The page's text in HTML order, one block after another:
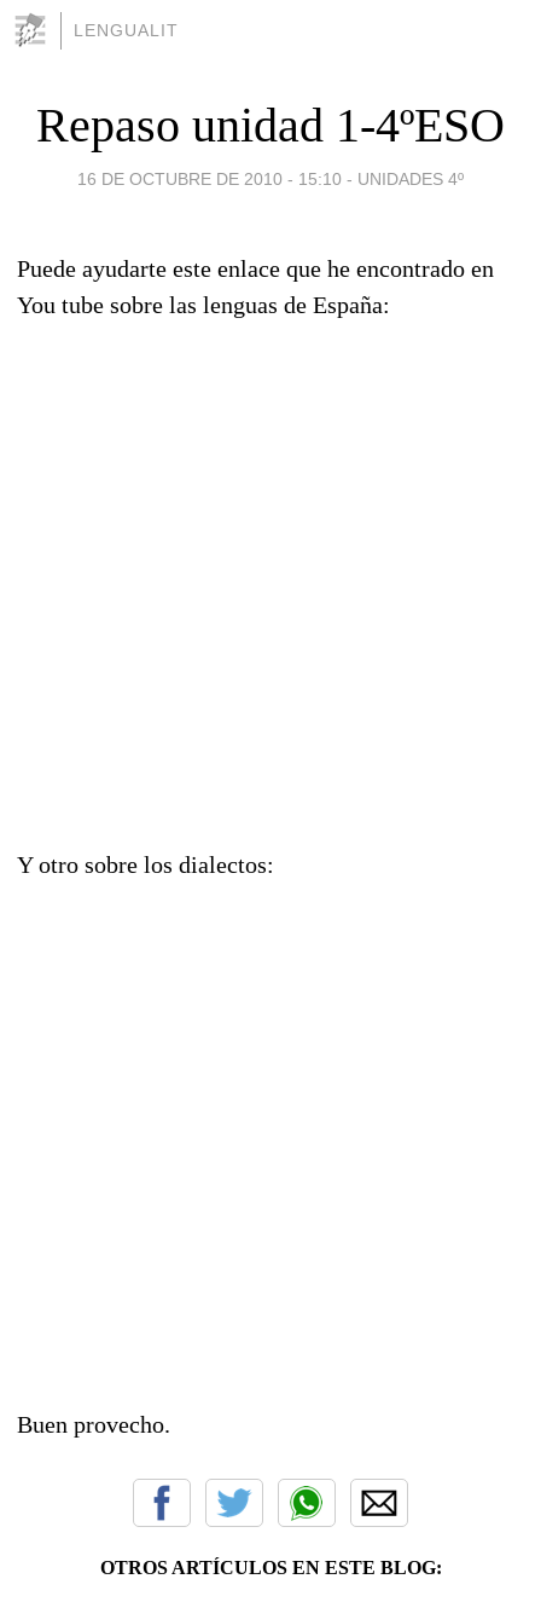
LENGUALIT
Repaso unidad 1-4ºESO
16 DE OCTUBRE DE 2010 - 15:10 - UNIDADES 4º
Puede ayudarte este enlace que he encontrado en
You tube sobre las lenguas de España:
Y otro sobre los dialectos:
Buen provecho.
OTROS ARTÍCULOS EN ESTE BLOG: